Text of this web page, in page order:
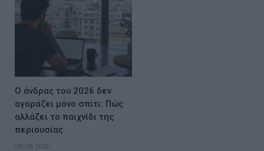
Ο άνδρας του 2026 δεν
αγοράζει μόνο σπίτι: Πώς
αλλάζει το παιχνίδι της
περιουσίας
08/08/2026